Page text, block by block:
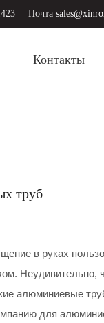
Почта
Контакты
труб
в руках
Неудивительно,
алюминиевые
для